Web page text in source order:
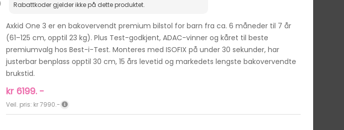
Rabattkoder gjelder ikke på dette produktet.
Axkid One 3 er en bakovervendt premium bilstol for barn fra ca. 6 måneder til 7 år
(61–125 cm, opptil 23 kg). Plus Test-godkjent, ADAC-vinner og kåret til beste
premiumvalg hos Best-i-Test. Monteres med ISOFIX på under 30 sekunder, har
justerbar benplass opptil 30 cm, 15 års levetid og markedets lengste bakovervendte
brukstid.
kr 6199.-
Veil. pris: kr 7990.-